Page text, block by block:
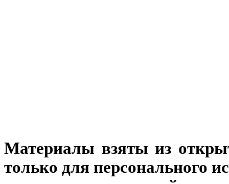
Материалы взяты из
только для персонального